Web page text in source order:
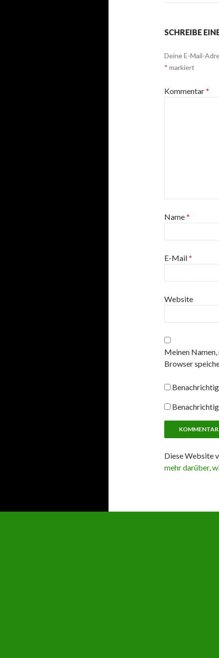
SCHREIBE
Deine E-Mail-
* markiert
Kommentar*
Name*
E-Mail*
Website
Meinen
Browser
Diese Website
mehr darüber,